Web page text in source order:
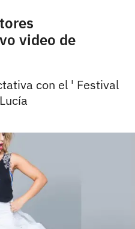
video de
con el ' Festival